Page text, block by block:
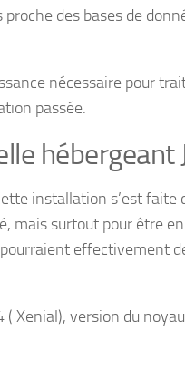
des bases de
nécessaire pour
passée.
hébergeant
installation s’est
mais surtout pour être
effectivement
( Xenial), version du